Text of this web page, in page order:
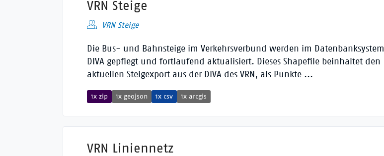
VRN Steige
VRN Steige
Die Bus- und Bahnsteige im Verkehrsverbund werden im Datenbanksystem
DIVA gepflegt und fortlaufend aktualisiert. Dieses Shapefile beinhaltet den
aktuellen Steigexport aus der DIVA des VRN, als Punkte ...
1x zip 1x geojson 1x csv 1x arcgis
VRN Liniennetz